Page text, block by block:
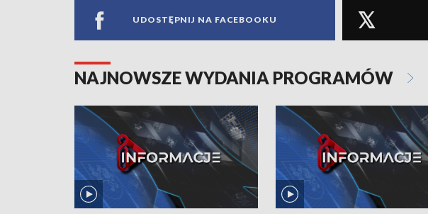
UDOSTĘPNIJ NA FACEBOOKU
NAJNOWSZE WYDANIA PROGRAMÓW